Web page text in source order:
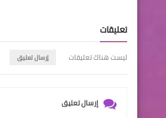
تعليقات
ليست هناك تعليقات إرسال تعليق
إرسال تعليق